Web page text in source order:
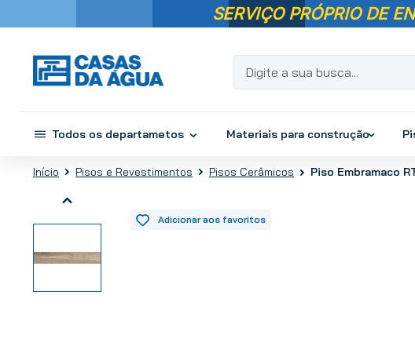
SERVIÇO PRÓPRIO DE
Digite a sua busca...
Todos os departametos Materiais para construção
Pisos e Revestimentos Pisos Cerâmicos Piso Embramaco